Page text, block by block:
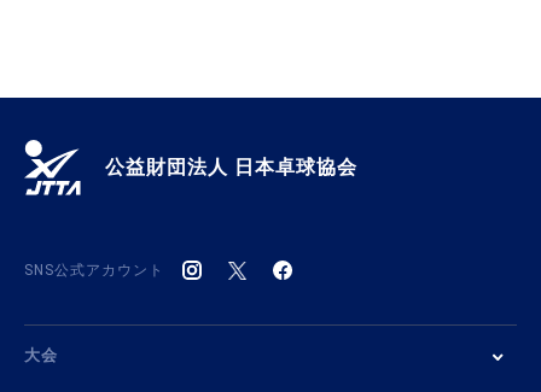
公益財団法人 日本卓球協会
SNS公式アカウント
大会